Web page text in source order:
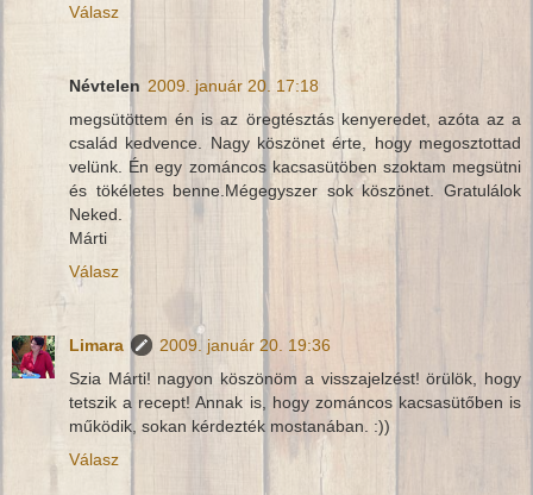
Válasz
Névtelen 2009. január 20. 17:18
megsütöttem én is az öregtésztás kenyeredet, azóta az a
család kedvence. Nagy köszönet érte, hogy megosztottad
velünk. Én egy zománcos kacsasütöben szoktam megsütni
és tökéletes benne.Mégegyszer sok köszönet. Gratulálok
Neked.
Márti
Válasz
Limara
2009. január 20. 19:36
Szia Márti! nagyon köszönöm a visszajelzést! örülök, hogy
tetszik a recept! Annak is, hogy zománcos kacsasütőben is
működik, sokan kérdezték mostanában. :))
Válasz